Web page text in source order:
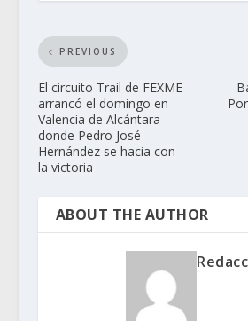
PREVIOUS
El circuito Trail de FEXME
arrancó el domingo en
Valencia de Alcántara
donde Pedro José
Hernández se hacia con
la victoria
ABOUT THE AUTHOR